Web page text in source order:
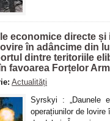
economice directe
în adâncime din
dintre teritoriile
favoarea Forțelor
Actualități
Syrskyi : „Daunele
operațiunilor de